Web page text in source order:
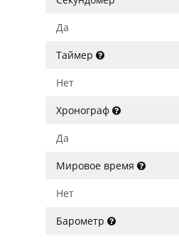
Да
Таймер
Нет
Хронограф
Да
Мировое время
Нет
Барометр